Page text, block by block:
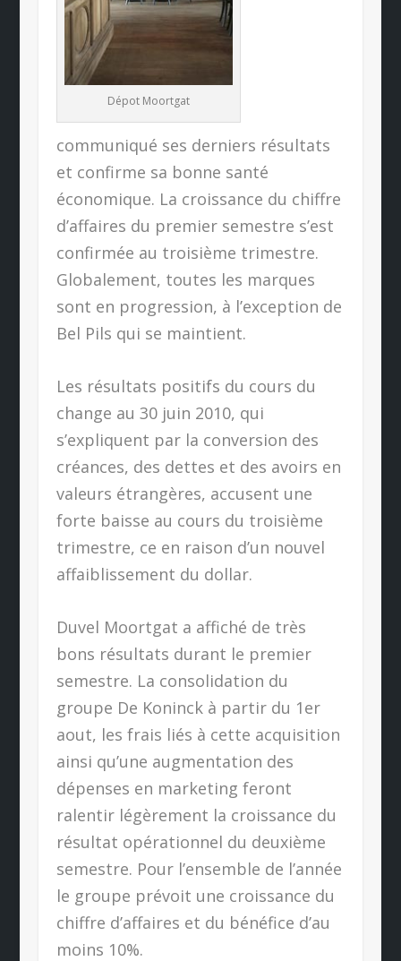
Dépot Moortgat
communiqué ses derniers résultats
et confirme sa bonne santé
économique. La croissance du chiffre
d’affaires du premier semestre s’est
confirmée au troisième trimestre.
Globalement, toutes les marques
sont en progression, à l’exception de
Bel Pils qui se maintient.
Les résultats positifs du cours du
change au 30 juin 2010, qui
s’expliquent par la conversion des
créances, des dettes et des avoirs en
valeurs étrangères, accusent une
forte baisse au cours du troisième
trimestre, ce en raison d’un nouvel
affaiblissement du dollar.
Duvel Moortgat a affiché de très
bons résultats durant le premier
semestre. La consolidation du
groupe De Koninck à partir du 1er
aout, les frais liés à cette acquisition
ainsi qu’une augmentation des
dépenses en marketing feront
ralentir légèrement la croissance du
résultat opérationnel du deuxième
semestre. Pour l’ensemble de l’année
le groupe prévoit une croissance du
chiffre d’affaires et du bénéfice d’au
moins 10%.